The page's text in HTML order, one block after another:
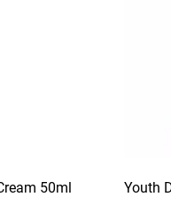
50ml Youth